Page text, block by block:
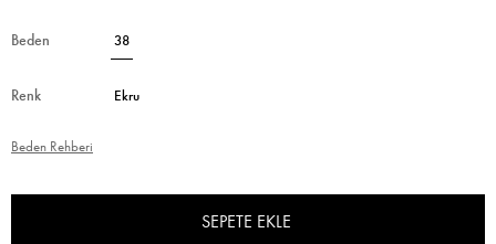
Beden 38
Renk Ekru
Beden Rehberi